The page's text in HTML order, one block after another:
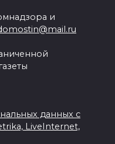
и
данных с
LiveInternet,